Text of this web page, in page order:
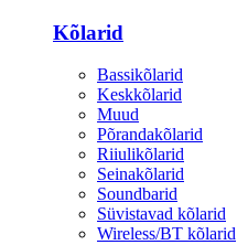
Kõlarid
Bassikõlarid
Keskkõlarid
Muud
Põrandakõlarid
Riiulikõlarid
Seinakõlarid
Soundbarid
Süvistavad kõlarid
Wireless/BT kõlarid